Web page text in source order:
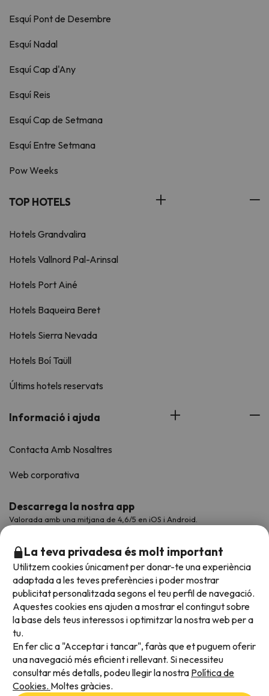
Esquí Pont de Desembre
Esquí Nadal
Esquí Cap d'Any
Esquí Reis
Esquí Cap de Setmana
Esquí Entre Setmana
Pow Weeks
TOP HOTELS
Hotels Grandvalira
Hotels Vallnord Pal-Arinsal
Hotels Port Ainé
Hotels Baqueira Beret
Hotels Sierra Nevada
Hotels Boí Taüll
Últims hotels reservats
Informació i ajuda
Contacta Amb Nosaltres
Web corporativa
Descarrega la nostra app
Valorada amb una mitjana de 4,6/5 en iOS i Android.
Acceptem
La teva privadesa és molt important
Utilitzem cookies únicament per donar-te una experiència
adaptada a les teves preferències i poder mostrar
publicitat personalitzada segons el teu perfil de navegació.
Aquestes cookies ens ajuden a mostrar el contingut sobre
la base dels teus interessos i optimitzar la nostra web per a
tu.
En fer clic a "Acceptar i tancar", faràs que et puguem oferir
una navegació més eficient i rellevant. Si necessiteu
consultar més detalls, podeu llegir la nostra Política de
Cookies. Moltes gràcies.